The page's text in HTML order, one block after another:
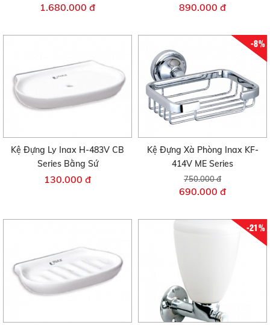
1.680.000 đ 890.000 đ
Kệ Đựng Ly Inax H-483V CB
Series Bằng Sứ
130.000 đ
-8%
Kệ Đựng Xà Phòng Inax KF-
414V ME Series
750.000 đ
690.000 đ
-21%